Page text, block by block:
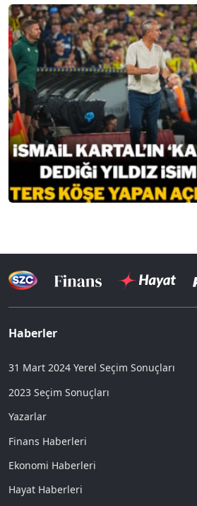
Haberler
31 Mart 2024 Yerel Seçim Sonuçları
2023 Seçim Sonuçları
Yazarlar
Finans Haberleri
Ekonomi Haberleri
Hayat Haberleri